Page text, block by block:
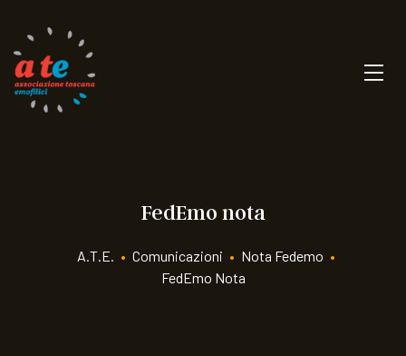
FedEmo nota
A.T.E. • Comunicazioni • Nota Fedemo •
FedEmo Nota